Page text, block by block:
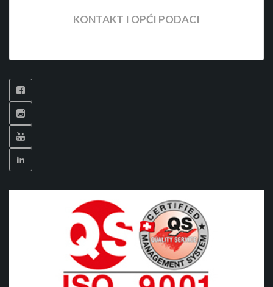
KONTAKT I OPĆI PODACI